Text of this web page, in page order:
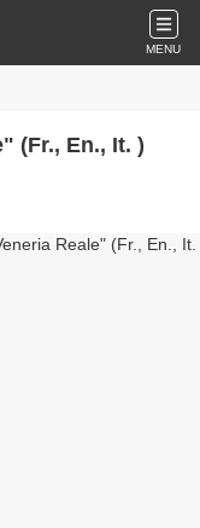
MENU
(Fr., En., It. )